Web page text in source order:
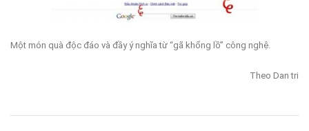
Một món quà độc đáo và đầy ý nghĩa từ “gã khổng lồ” công nghệ.
Theo Dan tri